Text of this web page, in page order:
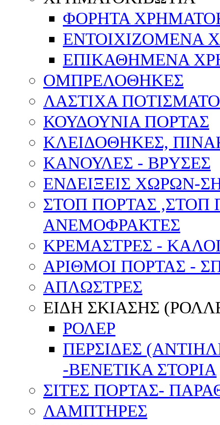
ΦΟΡΗΤΑ
ΕΝΤΟΙΧΙΖΟΜΕΝΑ
ΕΠΙΚΑΘΗΜΕΝΑ
ΟΜΠΡΕΛΟΘΗΚΕΣ
ΛΑΣΤΙΧΑ
ΚΟΥΔΟΥΝΙΑ ΠΟΡΤΑΣ
ΚΛΕΙΔΟΘΗΚΕΣ,
ΚΑΝΟΥΛΕΣ - ΒΡΥΣΕΣ
ΕΝΔΕΙΞΕΙΣ ΧΩΡΩΝ-
ΣΤΟΠ ΠΟΡΤΑΣ ,ΣΤΟΠ
ΑΝΕΜΟΦΡΑΚΤΕΣ
ΚΡΕΜΑΣΤΡΕΣ -
ΑΡΙΘΜΟΙ ΠΟΡΤΑΣ -
ΑΠΛΩΣΤΡΕΣ
ΕΙΔΗ ΣΚΙΑΣΗΣ
ΡΟΛΕΡ
ΠΕΡΣΙΔΕΣ
-ΒΕΝΕΤΙΚΑ ΣΤΟΡΙΑ
ΣΙΤΕΣ ΠΟΡΤΑΣ-
ΛΑΜΠΤΗΡΕΣ